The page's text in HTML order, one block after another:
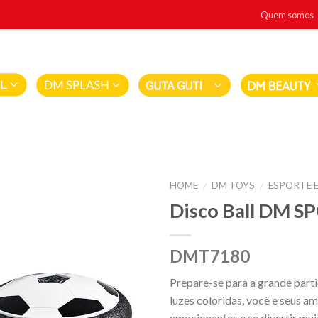
Quem somos
HOME / DM TOYS / ESPORTE
Disco Ball DM
DMT7180
Prepare-se para a grande
luzes coloridas, você e seus